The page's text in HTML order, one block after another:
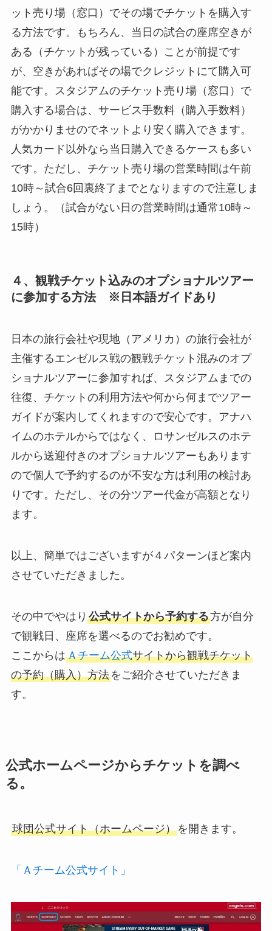
ット売り場（窓口）でその場でチケットを購入す
る方法です。もちろん、当日の試合の座席空きが
ある（チケットが残っている）ことが前提です
が、空きがあればその場でクレジットにて購入可
能です。スタジアムのチケット売り場（窓口）で
購入する場合は、サービス手数料（購入手数料）
がかかりませのでネットより安く購入できます。
人気カード以外なら当日購入できるケースも多い
です。ただし、チケット売り場の営業時間は午前
10時～試合6回裏終了までとなりますので注意しま
しょう。（試合がない日の営業時間は通常10時～
15時）
４、観戦チケット込みのオプショナルツアー
に参加する方法 ※日本語ガイドあり
日本の旅行会社や現地（アメリカ）の旅行会社が
主催するエンゼルス戦の観戦チケット混みのオプ
ショナルツアーに参加すれば、スタジアムまでの
往復、チケットの利用方法や何から何までツアー
ガイドが案内してくれますので安心です。アナハ
イムのホテルからではなく、ロサンゼルスのホテ
ルから送迎付きのオプショナルツアーもあります
ので個人で予約するのが不安な方は利用の検討あ
りです。ただし、その分ツアー代金が高額となり
ます。
以上、簡単ではございますが４パターンほど案内
させていただきました。
その中でやはり 公式サイトから予約する方が自分
で観戦日、座席を選べるのでお勧めです。
ここからはＡチーム公式サイトから観戦チケット
の予約（購入）方法をご紹介させていただきま
す。
公式ホームページからチケットを調べ
る。
球団公式サイト（ホームページ）を開きます。
「Ａチーム公式サイト」